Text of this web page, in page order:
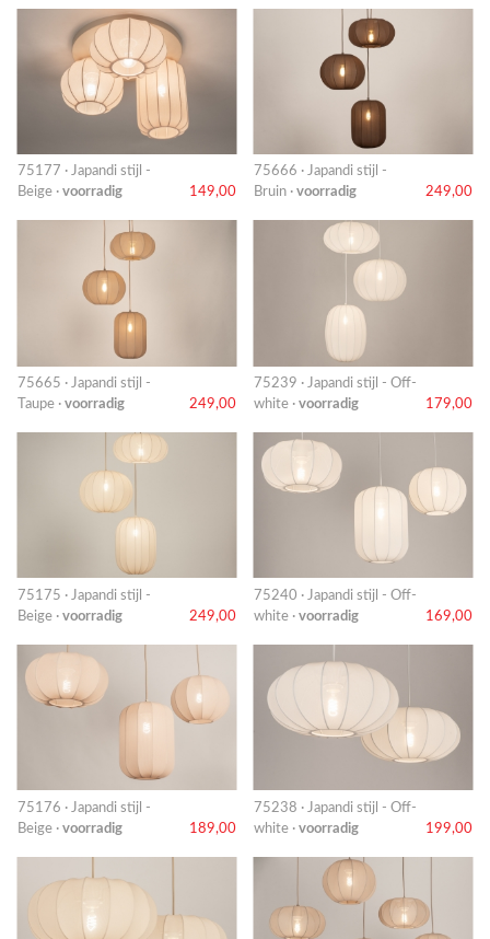
75177 · Japandi stijl -
Beige · voorradig 149,00
75666 · Japandi stijl -
Bruin · voorradig 249,00
75665 · Japandi stijl -
Taupe · voorradig 249,00
75239 · Japandi stijl - Off-
white · voorradig 179,00
75175 · Japandi stijl -
Beige · voorradig 249,00
75240 · Japandi stijl - Off-
white · voorradig 169,00
75176 · Japandi stijl -
Beige · voorradig 189,00
75238 · Japandi stijl - Off-
white · voorradig 199,00